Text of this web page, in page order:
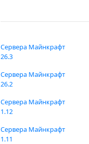
Сервера Майнкрафт
26.3
Сервера Майнкрафт
26.2
Сервера Майнкрафт
1.12
Сервера Майнкрафт
1.11